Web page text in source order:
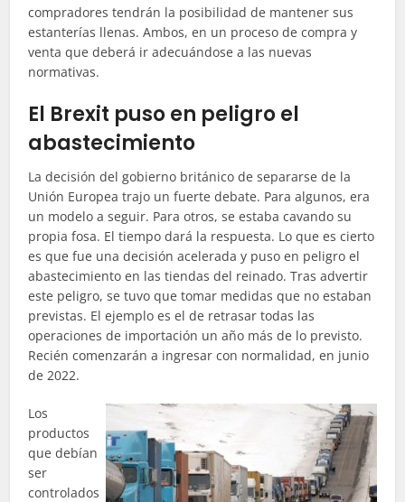
compradores tendrán la posibilidad de mantener sus
estanterías llenas. Ambos, en un proceso de compra y
venta que deberá ir adecuándose a las nuevas
normativas.
El Brexit puso en peligro el
abastecimiento
La decisión del gobierno británico de separarse de la
Unión Europea trajo un fuerte debate. Para algunos, era
un modelo a seguir. Para otros, se estaba cavando su
propia fosa. El tiempo dará la respuesta. Lo que es cierto
es que fue una decisión acelerada y puso en peligro el
abastecimiento en las tiendas del reinado. Tras advertir
este peligro, se tuvo que tomar medidas que no estaban
previstas. El ejemplo es el de retrasar todas las
operaciones de importación un año más de lo previsto.
Recién comenzarán a ingresar con normalidad, en junio
de 2022.
Los
productos
que debían
ser
controlados